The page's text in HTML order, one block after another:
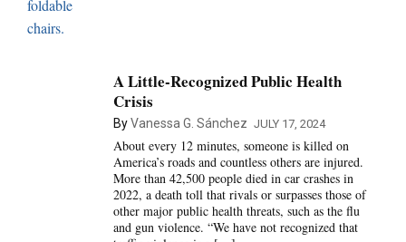
A Little-Recognized Public Health
Crisis
ByVanessa G. Sánchez JULY 17, 2024
About every 12 minutes, someone is killed on
America’s roads and countless others are injured.
More than 42,500 people died in car crashes in
2022, a death toll that rivals or surpasses those of
other major public health threats, such as the flu
and gun violence. “We have not recognized that